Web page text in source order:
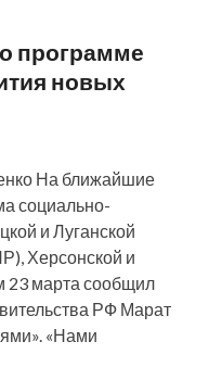
программе
новых
На ближайшие
социально-
и Луганской
Херсонской и
23 марта сообщил
РФ Марат
«Нами